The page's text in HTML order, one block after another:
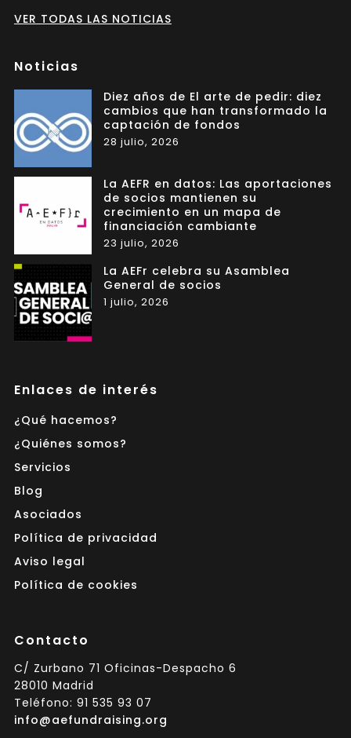
VER TODAS LAS NOTICIAS
Noticias
Diez años de El arte de pedir: diez
cambios que han transformado la
captación de fondos
28 julio, 2026
La AEFR en datos: Las aportaciones
de socios mantienen su
crecimiento en un mapa de
financiación cambiante
23 julio, 2026
La AEFr celebra su Asamblea
General de socios
1 julio, 2026
Enlaces de interés
¿Qué hacemos?
¿Quiénes somos?
Servicios
Blog
Asociados
Política de privacidad
Aviso legal
Política de cookies
Contacto
C/ Zurbano 71 Oficinas-Despacho 6
28010 Madrid
Teléfono: 91 535 93 07
info@aefundraising.org